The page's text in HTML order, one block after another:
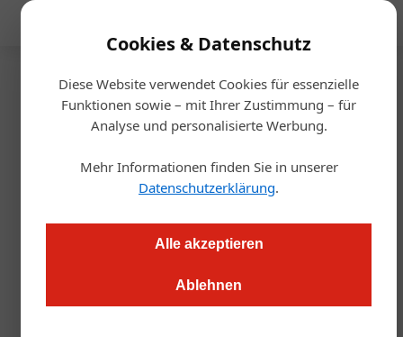
Cookies & Datenschutz
Diese Website verwendet Cookies für essenzielle
Funktionen sowie – mit Ihrer Zustimmung – für
Analyse und personalisierte Werbung.
Mehr Informationen finden Sie in unserer
Datenschutzerklärung.
Alle akzeptieren
Ablehnen
Startseite/Gastro & Hotel
Das war das 17.
Schrammel.Klang.Festival
27.07.2023, 11:21 Uhr
Das Schrammel.Klang.Festival, das sich um höchste